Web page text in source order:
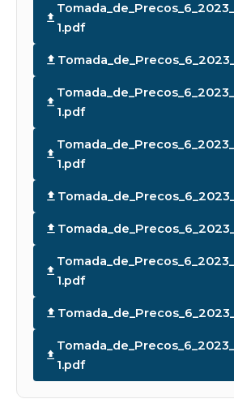
1.pdf
1.pdf
1.pdf
1.pdf
1.pdf